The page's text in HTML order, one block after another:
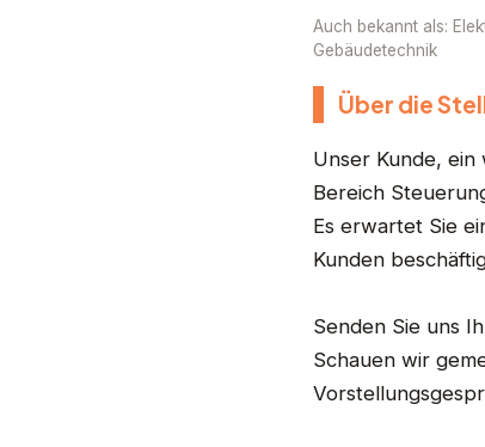
Auch bekannt als:
Gebäudetechnik
Über die
Unser Kunde,
Bereich
Es erwartet Sie
Kunden
Senden Sie uns
Schauen wir